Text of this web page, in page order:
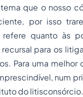
que o nosso
por isso
quanto às
para os
Para uma
num
do litisconsórcio.